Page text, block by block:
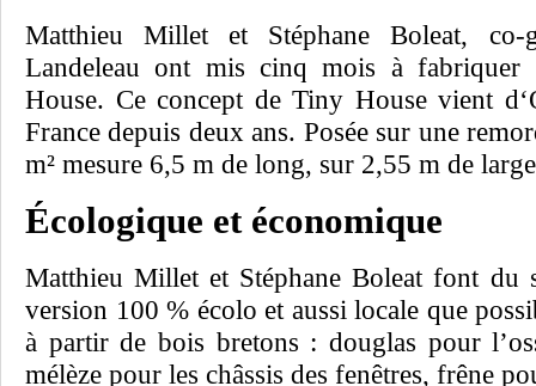
Matthieu Millet et Stéphane Boleat, co-
Landeleau ont mis cinq mois à fabriquer
House. Ce concept de Tiny House vient
France depuis deux ans. Posée sur une
m² mesure 6,5 m de long, sur 2,55 m de
Écologique et économique
Matthieu Millet et Stéphane Boleat font du
version 100 % écolo et aussi locale que
à partir de bois bretons : douglas pour
mélèze pour les châssis des fenêtres, frêne